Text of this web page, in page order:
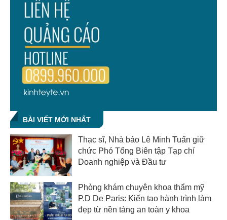
BÀI VIẾT MỚI NHẤT
Thạc sĩ, Nhà báo Lê Minh Tuấn giữ
chức Phó Tổng Biên tập Tạp chí
Doanh nghiệp và Đầu tư
Phòng khám chuyên khoa thẩm mỹ
P.D De Paris: Kiến tạo hành trình làm
đẹp từ nền tảng an toàn y khoa